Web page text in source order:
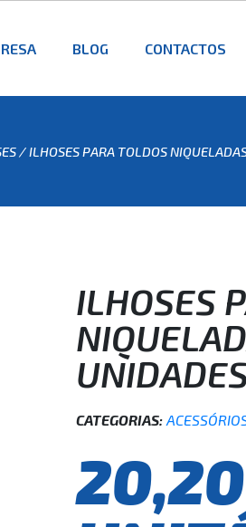
BLOG CONTACTOS
/ ILHOSES PARA TOLDOS
ILHOSES
CATEGORIAS: